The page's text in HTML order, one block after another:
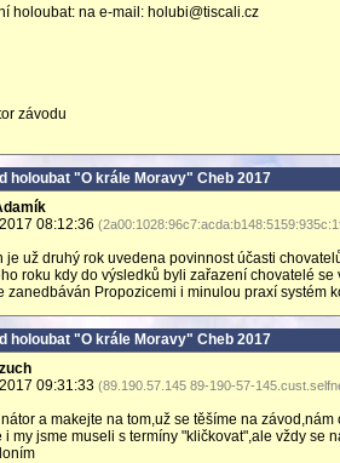
holoubat: na e-mail: holubi@tiscali.cz
závodu
holoubat "O krále Moravy" Cheb 2017
08:12:36
je už druhý rok uvedena povinnost účasti
roku kdy do výsledků byli zařazení chovatelé
zanedbáván Propozicemi i minulou praxí systém
holoubat "O krále Moravy" Cheb 2017
09:31:33 (89.190.57.145 89-190-57-
a makejte na tom,už se těšíme na
i my jsme museli s termíny "kličkovat",ale vždy se